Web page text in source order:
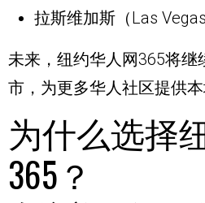
拉斯维加斯（Las Vegas
未来，纽约华人网365将继
市，为更多华人社区提供本
为什么选择
365？